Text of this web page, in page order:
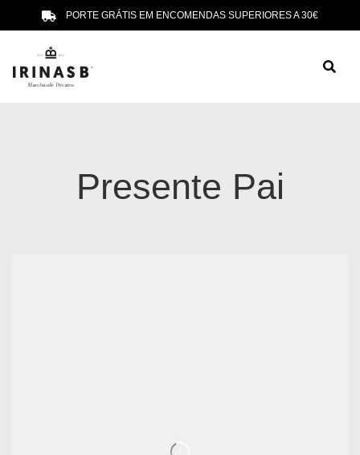
PORTE GRÁTIS EM ENCOMENDAS SUPERIORES A 30€
Presente Pai